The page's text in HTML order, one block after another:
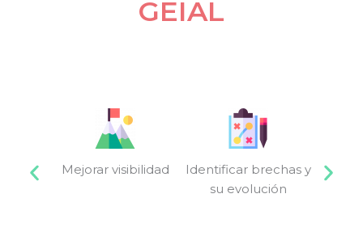
GEIAL
Mejorar visibilidad
Identificar brechas y
su evolución